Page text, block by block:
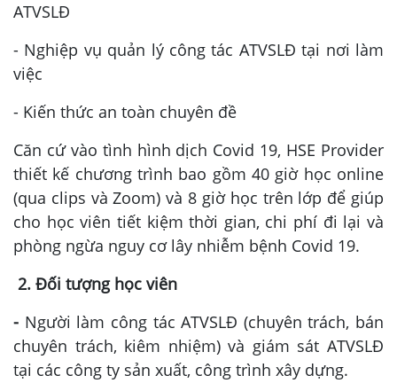
ATVSLĐ
- Nghiệp vụ quản lý công tác ATVSLĐ tại nơi làm
việc
- Kiến thức an toàn chuyên đề
Căn cứ vào tình hình dịch Covid 19, HSE Provider
thiết kế chương trình bao gồm 40 giờ học online
(qua clips và Zoom) và 8 giờ học trên lớp để giúp
cho học viên tiết kiệm thời gian, chi phí đi lại và
phòng ngừa nguy cơ lây nhiễm bệnh Covid 19.
2. Đối tượng học viên
- Người làm công tác ATVSLĐ (chuyên trách, bán
chuyên trách, kiêm nhiệm) và giám sát ATVSLĐ
tại các công ty sản xuất, công trình xây dựng.